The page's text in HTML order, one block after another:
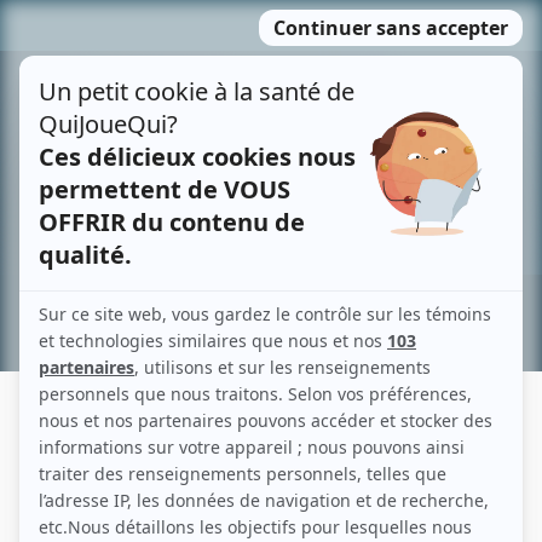
MENU
contenu
Recherche avancée »
STÉPHANE JACQUES II
Liens
Fiche de Stéphane Jacques II sur Showbizz.net